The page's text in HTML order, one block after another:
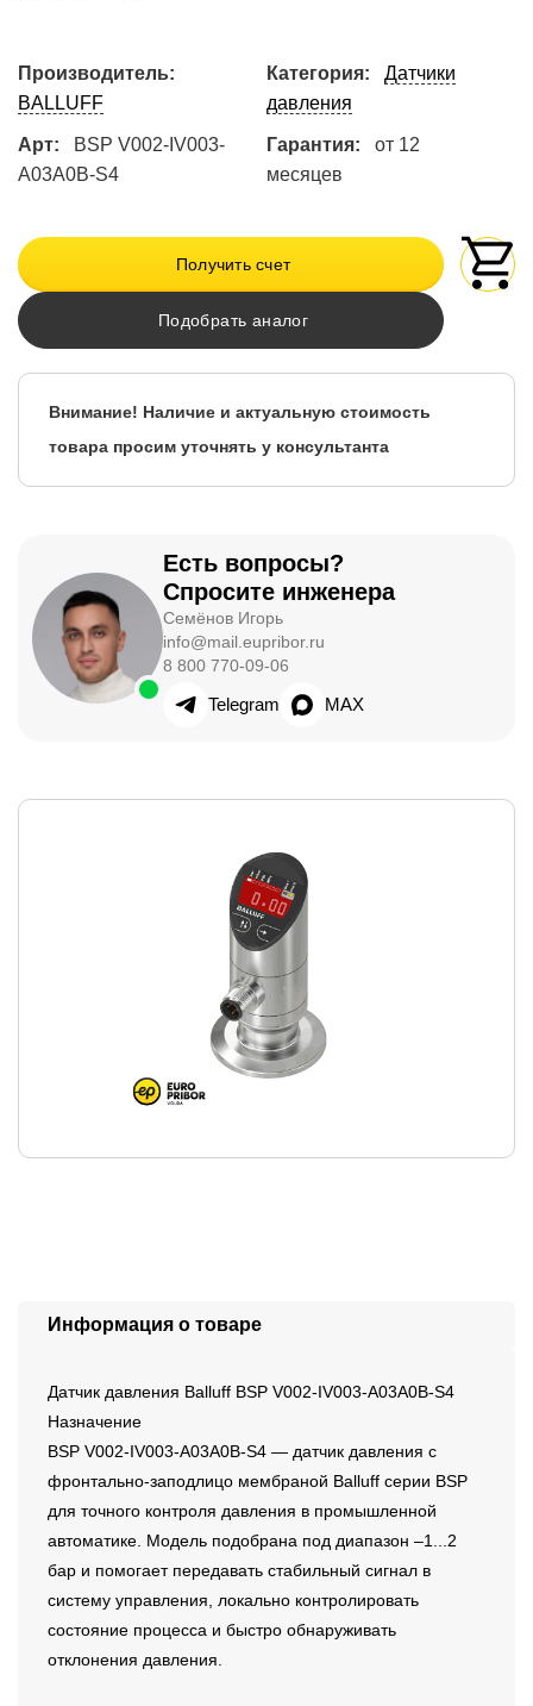
Производитель:
BALLUFF
Категория:
Датчики
давления
Арт:
BSP V002-IV003-
A03A0B-S4
Гарантия:
от 12
месяцев
Получить счет
Подобрать аналог
Внимание! Наличие и актуальную стоимость
товара просим уточнять у консультанта
Есть вопросы?
Спросите инженера
Семёнов Игорь
info@mail.eupribor.ru
8 800 770-09-06
Telegram MAX
Информация о товаре
Датчик давления Balluff BSP V002-IV003-A03A0B-S4
Назначение
BSP V002-IV003-A03A0B-S4 — датчик давления с
фронтально-заподлицо мембраной Balluff серии BSP
для точного контроля давления в промышленной
автоматике. Модель подобрана под диапазон –1...2
бар и помогает передавать стабильный сигнал в
систему управления, локально контролировать
состояние процесса и быстро обнаруживать
отклонения давления.